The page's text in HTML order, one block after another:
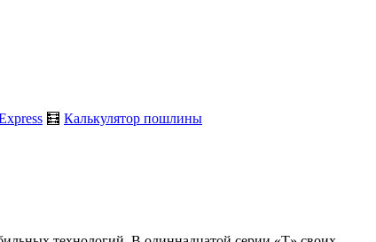
🧮 Калькулятор пошлины